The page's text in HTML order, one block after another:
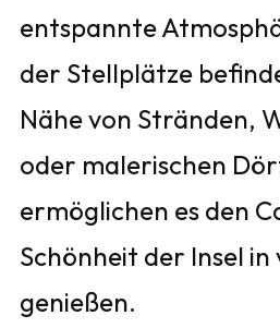
entspannte
der Stellplätze
Nähe von Stränden,
oder malerischen
ermöglichen es den
Schönheit der Insel in
genießen.